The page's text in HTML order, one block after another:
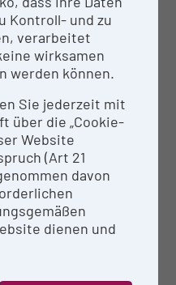
von Umform-
von
Kontroll- und zu
verarbeitet
wirksamen
werden können.
Sie jederzeit mit
über die „Cookie-
Website
(Art 21
davon
dienen und